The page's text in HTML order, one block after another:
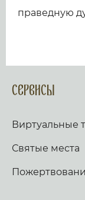
праведную
Сервисы
Виртуальные
Святые места